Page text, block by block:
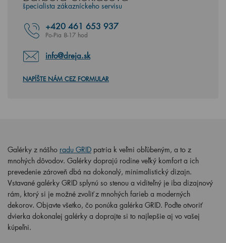
špecialista zákazníckeho servisu
+420 461 653 937
Po-Pia 8-17 hod
info@dreja.sk
NAPÍŠTE NÁM CEZ FORMULAR
Galérky z nášho radu GRID patria k veľmi obľúbeným, a to z
mnohých dôvodov. Galérky doprajú rodine veľký komfort a ich
prevedenie zároveň dbá na dokonalý, minimalistický dizajn.
Vstavané galérky GRID splynú so stenou a viditeľný je iba dizajnový
rám, ktorý si je možné zvoliť z mnohých farieb a moderných
dekorov. Objavte všetko, čo ponúka galérka GRID. Poďte otvoriť
dvierka dokonalej galérky a doprajte si to najlepšie aj vo vašej
kúpeľni.